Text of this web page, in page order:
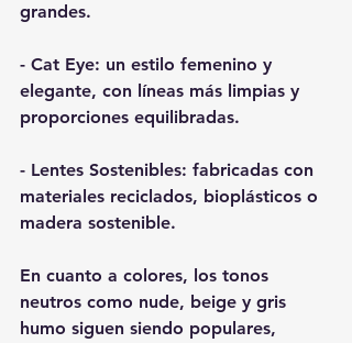
grandes.
- Cat Eye: un estilo femenino y
elegante, con líneas más limpias y
proporciones equilibradas.
- Lentes Sostenibles: fabricadas con
materiales reciclados, bioplásticos o
madera sostenible.
En cuanto a colores, los tonos
neutros como nude, beige y gris
humo siguen siendo populares,